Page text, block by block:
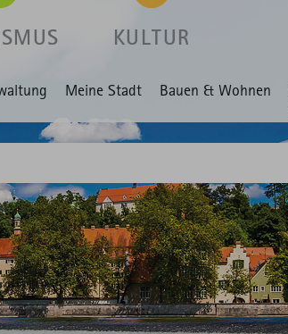
KULTUR
Meine Stadt Bauen & Wohnen